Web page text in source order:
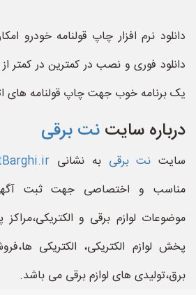
دانلود نرم افزار چاپ قولنامه خودرو
دانلود فوری و نصب در کمترین در کمتر
یک برنامه خوب جهت چاپ قولنامه های
درباره سایت نت برقی
سایت نت برقی به نشانی
مناسب و اختصاصی جهت ثبت
موضوعات لوازم برقی و
پخش لوازم الکتریکی، الکتریکی
برق،تولیدی های لوازم برقی می باشد.